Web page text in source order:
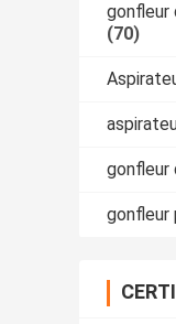
gonfleur
(70)
gonfleur
gonfleur